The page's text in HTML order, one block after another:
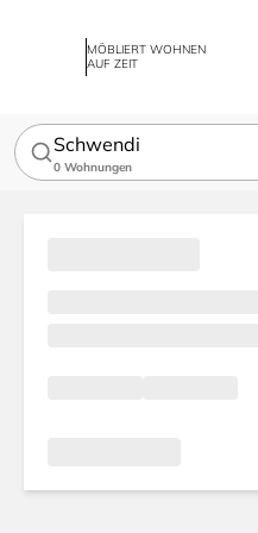
MÖBLIERT WOHNEN
AUF ZEIT
Schwendi
0 Wohnungen